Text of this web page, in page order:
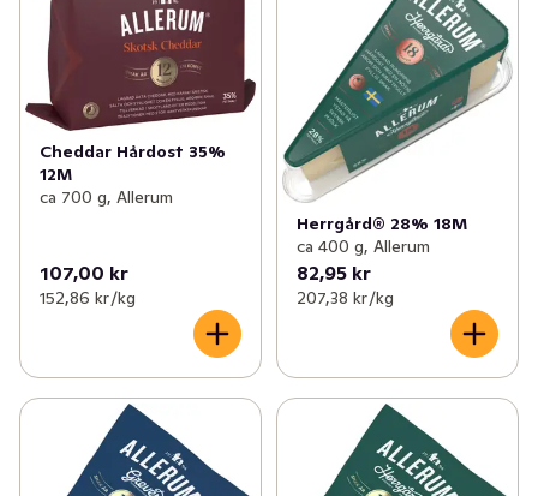
Cheddar Hårdost 35%
12M
ca 700 g, Allerum
107,00 kr
152,86 kr /kg
Herrgård® 28% 18M
ca 400 g, Allerum
82,95 kr
207,38 kr /kg